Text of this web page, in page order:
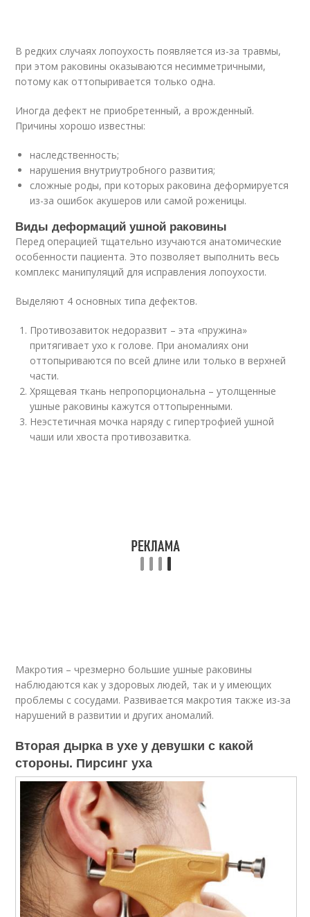
В редких случаях лопоухость появляется из-за травмы,
при этом раковины оказываются несимметричными,
потому как оттопыривается только одна.
Иногда дефект не приобретенный, а врожденный.
Причины хорошо известны:
наследственность;
нарушения внутриутробного развития;
сложные роды, при которых раковина деформируется
из-за ошибок акушеров или самой роженицы.
Виды деформаций ушной раковины
Перед операцией тщательно изучаются анатомические
особенности пациента. Это позволяет выполнить весь
комплекс манипуляций для исправления лопоухости.
Выделяют 4 основных типа дефектов.
Противозавиток недоразвит – эта «пружина»
притягивает ухо к голове. При аномалиях они
оттопыриваются по всей длине или только в верхней
части.
Хрящевая ткань непропорциональна – утолщенные
ушные раковины кажутся оттопыренными.
Неэстетичная мочка наряду с гипертрофией ушной
чаши или хвоста противозавитка.
Макротия – чрезмерно большие ушные раковины
наблюдаются как у здоровых людей, так и у имеющих
проблемы с сосудами. Развивается макротия также из-за
нарушений в развитии и других аномалий.
Вторая дырка в ухе у девушки с какой
стороны. Пирсинг уха